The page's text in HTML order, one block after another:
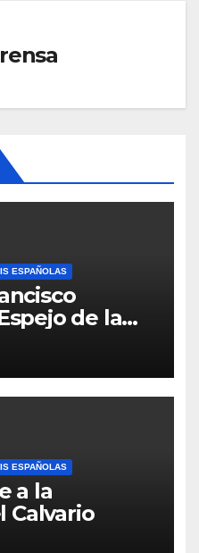
ESPAÑOLAS
de la
ESPAÑOLAS
a la
Calvario